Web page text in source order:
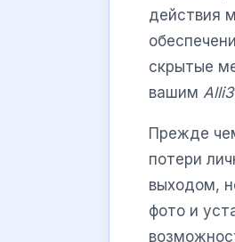
действия
скрытые
вашим
Прежде
потери
выходом,
фото и